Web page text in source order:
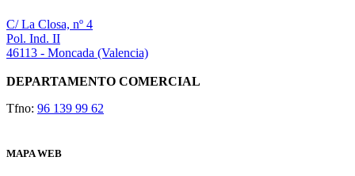
C/ La Closa, nº 4
Pol. Ind. II
46113 - Moncada (Valencia)
DEPARTAMENTO COMERCIAL
Tfno: 96 139 99 62
MAPA WEB